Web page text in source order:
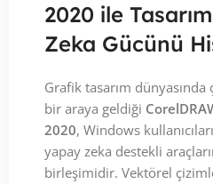
2020 ile
Zeka Gücünü
Grafik tasarım dünyasında
bir araya geldiği
2020, Windows
yapay zeka destekli
birleşimidir. Vektörel